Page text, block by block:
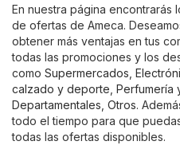
En nuestra página encontrarás
de ofertas de Ameca.
obtener más ventajas en tus
todas las promociones y los
como Supermercados
calzado y deporte Perfumería
Departamentales Otros.
todo el tiempo para que
todas las ofertas disponibles.